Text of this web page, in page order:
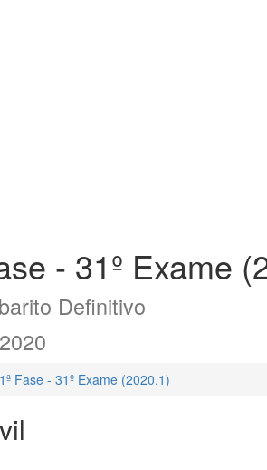
- 31º Exame
Definitivo
Fase - 31º Exame (2020.1)